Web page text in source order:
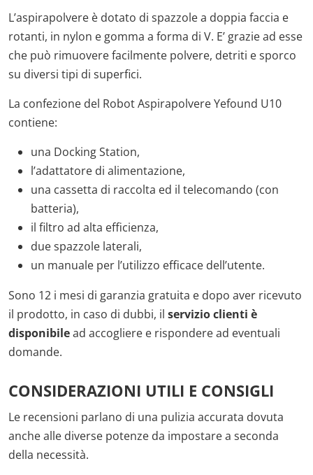
L’aspirapolvere è dotato di spazzole a doppia faccia e
rotanti, in nylon e gomma a forma di V. E’ grazie ad esse
che può rimuovere facilmente polvere, detriti e sporco
su diversi tipi di superfici.
La confezione del Robot Aspirapolvere Yefound U10
contiene:
una Docking Station,
l’adattatore di alimentazione,
una cassetta di raccolta ed il telecomando (con
batteria),
il filtro ad alta efficienza,
due spazzole laterali,
un manuale per l’utilizzo efficace dell’utente.
Sono 12 i mesi di garanzia gratuita e dopo aver ricevuto
il prodotto, in caso di dubbi, il servizio clienti è
disponibilead accogliere e rispondere ad eventuali
domande.
CONSIDERAZIONI UTILI E CONSIGLI
Le recensioni parlano di una pulizia accurata dovuta
anche alle diverse potenze da impostare a seconda
della necessità.